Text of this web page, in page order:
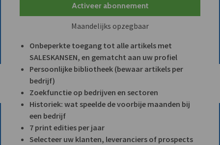
Activeer abonnement
Maandelijks opzegbaar
Onbeperkte toegang tot alle artikels met
SALESKANSEN, en gematcht aan uw profiel
Persoonlijke bibliotheek (bewaar artikels per
bedrijf)
Zoekfunctie op bedrijven en sectoren
Historiek: wat speelde de voorbije maanden bij
een bedrijf
7 print edities per jaar
Selecteer uw klanten, leveranciers of prospects